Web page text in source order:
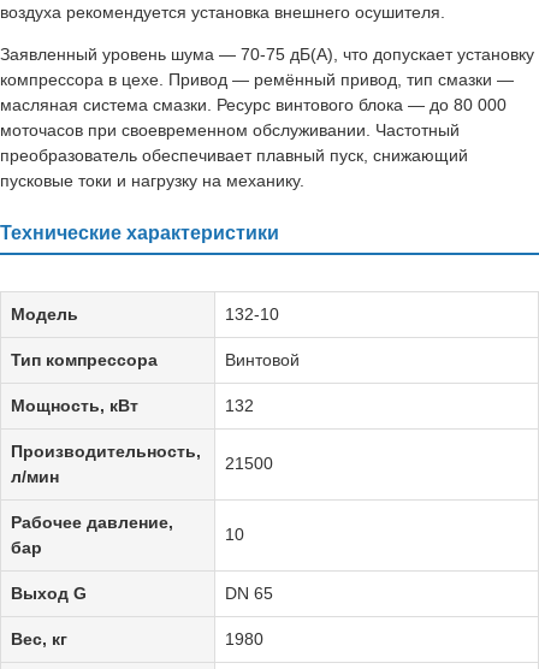
воздуха рекомендуется установка внешнего осушителя.
Заявленный уровень шума — 70-75 дБ(А), что допускает установку
компрессора в цехе. Привод — ремённый привод, тип смазки —
масляная система смазки. Ресурс винтового блока — до 80 000
моточасов при своевременном обслуживании. Частотный
преобразователь обеспечивает плавный пуск, снижающий
пусковые токи и нагрузку на механику.
Технические характеристики
Модель 132-10
Тип компрессора Винтовой
Мощность, кВт 132
Производительность,
л/мин
21500
Рабочее давление,
бар
10
Выход G DN 65
Вес, кг 1980